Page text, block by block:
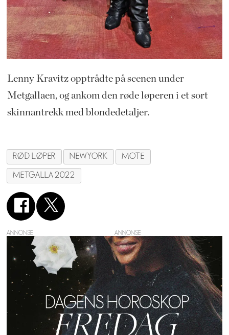
Lenny Kravitz opptrådte på scenen under
Metgallaen, og ankom den røde løperen i et sort
skinnantrekk med blondedetaljer.
RØD LØPER NEW YORK
MOTE
METGALLA 2022
ANNONSE